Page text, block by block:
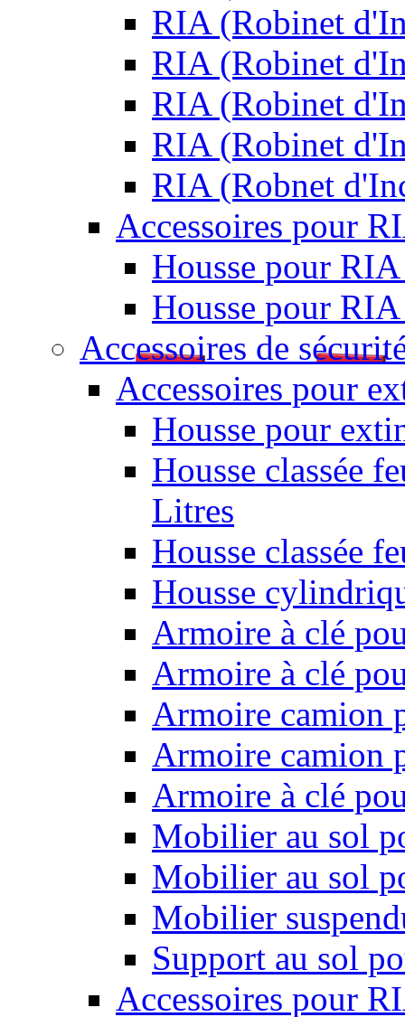
RIA (Robinet
RIA (Robinet
RIA (Robinet
RIA (Robinet
RIA (Robnet
Accessoires pour
Housse pour
Housse pour
Accessoires de
Accessoires pour
Housse pour
Housse classée
Litres
Housse classée
Housse
Armoire à clé
Armoire à clé
Armoire camion
Armoire camion
Armoire à clé
Mobilier au sol
Mobilier au sol
Mobilier
Support au sol
Accessoires pour